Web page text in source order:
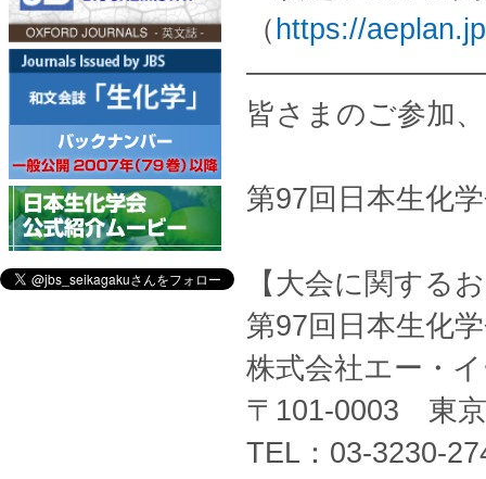
（ https://
皆さまのご参加
第97回日本生化
【大会に関する
第97回日本生化
株式会社エー・
〒101-0003 東京
TEL：03-3230-